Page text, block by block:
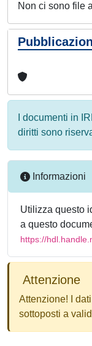
Non ci sono file
I documenti in
diritti sono
Informazioni
Utilizza questo
a questo
https://
Attenzione
Attenzione! I
sottoposti a